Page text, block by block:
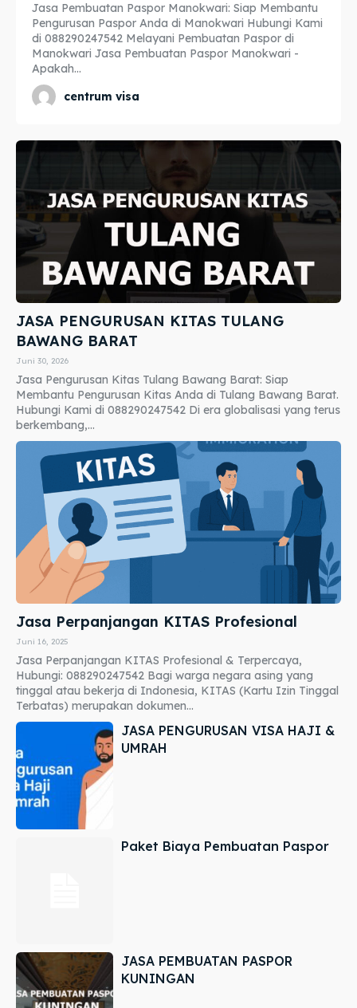
Jasa Pembuatan Paspor Manokwari: Siap Membantu
Pengurusan Paspor Anda di Manokwari Hubungi Kami
di 088290247542 Melayani Pembuatan Paspor di
Manokwari Jasa Pembuatan Paspor Manokwari -
Apakah...
centrum visa
JASA PENGURUSAN KITAS TULANG
BAWANG BARAT
Juni 30, 2026
Jasa Pengurusan Kitas Tulang Bawang Barat: Siap
Membantu Pengurusan Kitas Anda di Tulang Bawang Barat.
Hubungi Kami di 088290247542 Di era globalisasi yang terus
berkembang,...
Jasa Perpanjangan KITAS Profesional
Juni 16, 2025
Jasa Perpanjangan KITAS Profesional & Terpercaya,
Hubungi: 088290247542 Bagi warga negara asing yang
tinggal atau bekerja di Indonesia, KITAS (Kartu Izin Tinggal
Terbatas) merupakan dokumen...
JASA PENGURUSAN VISA HAJI &
UMRAH
Paket Biaya Pembuatan Paspor
JASA PEMBUATAN PASPOR
KUNINGAN